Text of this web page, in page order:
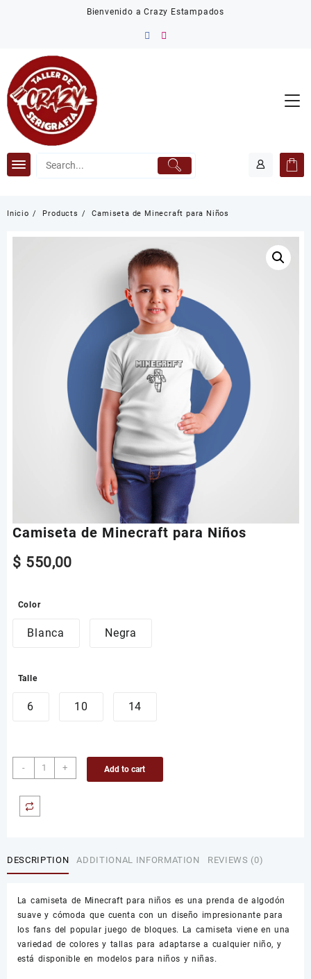
Bienvenido a Crazy Estampados
Inicio Products Camiseta de Minecraft para Niños
Camiseta de Minecraft para Niños
$550,00
Color
Blanca Negra
Talle
6 10 14
-
Camiseta
de
para
+ Add to cart
DESCRIPTION ADDITIONAL INFORMATION REVIEWS (0)
La camiseta de Minecraft para niños es una prenda de algodón
suave y cómoda que cuenta con un diseño impresionante para
los fans del popular juego de bloques. La camiseta viene en una
variedad de colores y tallas para adaptarse a cualquier niño, y
está disponible en modelos para niños y niñas.